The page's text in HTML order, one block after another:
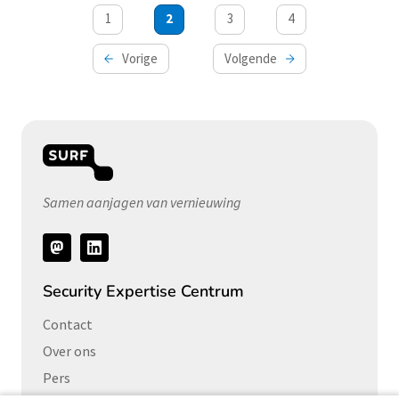
Berichten
paginering
Vorige
1 2 3 4
Volgende
Samen aanjagen van vernieuwing
Volg
ons
Security Expertise Centrum
Contact
Over ons
Pers